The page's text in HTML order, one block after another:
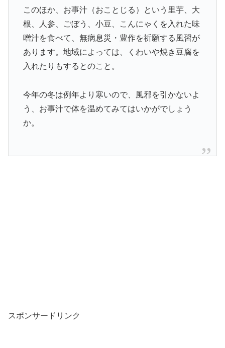
このほか、お事汁（おことじる）という里芋、大
根、人参、ごぼう、小豆、こんにゃくを入れた味
噌汁を食べて、無病息災・豊作を祈願する風習が
あります。地域によっては、くわいや焼き豆腐を
入れたりもするとのこと。
今年の冬は例年より寒いので、風邪を引かないよ
う、お事汁で体を温めてみてはいかがでしょう
か。
スポンサードリンク